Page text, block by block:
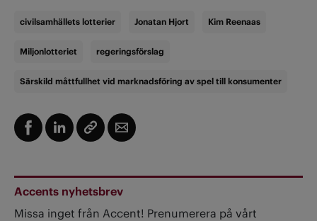
civilsamhällets lotterier Jonatan Hjort Kim Reenaas
Miljonlotteriet regeringsförslag
Särskild måttfullhet vid marknadsföring av spel till konsumenter
Accents nyhetsbrev
Missa inget från Accent! Prenumerera på vårt